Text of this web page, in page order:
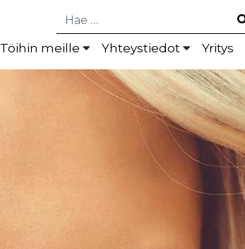
Hae
Töihin meille Yhteystiedot Yritys